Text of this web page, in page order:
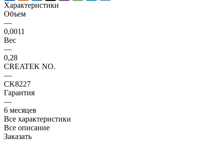
Характеристики
Объем
—
0,0011
Вес
—
0,28
CREATEK NO.
—
CK8227
Гарантия
—
6 месяцев
Все характеристики
Все описание
Заказать